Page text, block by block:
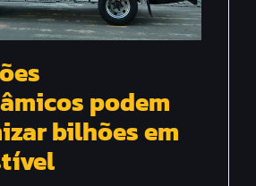
podem
bilhões em